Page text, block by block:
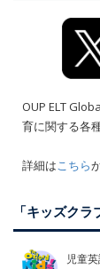
OUP ELT
育に関する各
詳細はこちら
「キッズク
児童